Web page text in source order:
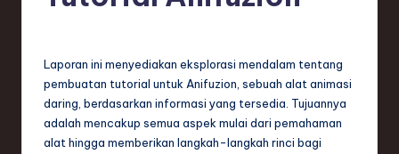
L
Laporan ini menyediakan eksplorasi mendalam tentang
pembuatan tutorial untuk Anifuzion, sebuah alat animasi
daring, berdasarkan informasi yang tersedia. Tujuannya
adalah mencakup semua aspek mulai dari pemahaman
alat hingga memberikan langkah-langkah rinci bagi